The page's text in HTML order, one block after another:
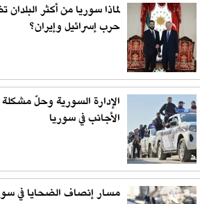
لماذا سوريا من أكثر
حرب إسرائيل وإيران؟
الإدارة السورية وحلّ مشكلة
الأجانب في سوريا
مسار إنصاف الضحايا في